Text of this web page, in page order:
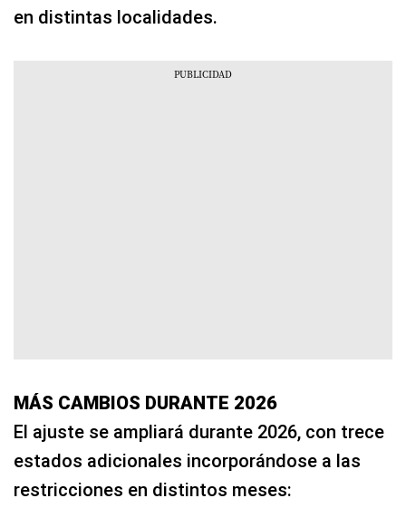
en distintas localidades.
MÁS CAMBIOS DURANTE 2026
El ajuste se ampliará durante 2026, con trece
estados adicionales incorporándose a las
restricciones en distintos meses: